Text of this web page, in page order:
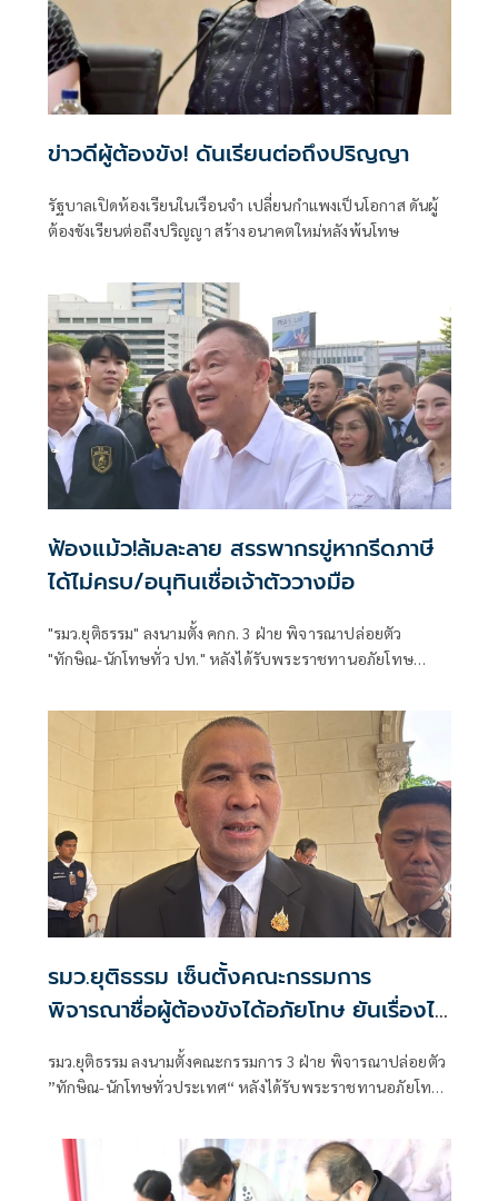
ข่าวดีผู้ต้องขัง! ดันเรียนต่อถึงปริญญา
รัฐบาลเปิดห้องเรียนในเรือนจำ เปลี่ยนกำแพงเป็นโอกาส ดันผู้
ต้องขังเรียนต่อถึงปริญญา สร้างอนาคตใหม่หลังพ้นโทษ
ฟ้องแม้ว!ล้มละลาย สรรพากรขู่หากรีดภาษี
ได้ไม่ครบ/อนุทินเชื่อเจ้าตัววางมือ
"รมว.ยุติธรรม" ลงนามตั้ง คกก. 3 ฝ่าย พิจารณาปล่อยตัว
"ทักษิณ-นักโทษทั่ว ปท." หลังได้รับพระราชทานอภัยโทษ
รมว.ยุติธรรม เซ็นตั้งคณะกรรมการ
พิจารณาชื่อผู้ต้องขังได้อภัยโทษ ยันเรื่องไม่
ต้องถึงนายกฯ
รมว.ยุติธรรม ลงนามตั้งคณะกรรมการ 3 ฝ่าย พิจารณาปล่อยตัว
”ทักษิณ-นักโทษทั่วประเทศ“ หลังได้รับพระราชทานอภัยโทษ